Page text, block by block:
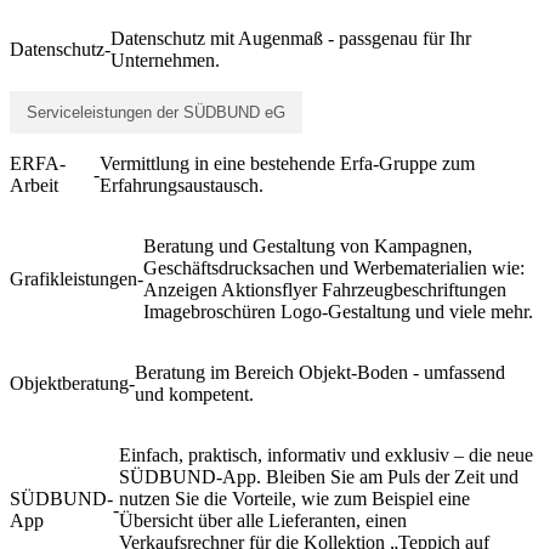
Datenschutz-
Datenschutz mit Augenmaß - passgenau für Ihr
Unternehmen.
Serviceleistungen der SÜDBUND eG
ERFA-
Arbeit
-
Vermittlung in eine bestehende Erfa-Gruppe zum
Erfahrungsaustausch.
Grafikleistungen-
Beratung und Gestaltung von Kampagnen,
Geschäftsdrucksachen und Werbematerialien wie:
Anzeigen Aktionsflyer Fahrzeugbeschriftungen
Imagebroschüren Logo-Gestaltung und viele mehr.
Objektberatung-
Beratung im Bereich Objekt-Boden - umfassend
und kompetent.
SÜDBUND-
App
-
Einfach, praktisch, informativ und exklusiv – die neue
SÜDBUND-App. Bleiben Sie am Puls der Zeit und
nutzen Sie die Vorteile, wie zum Beispiel eine
Übersicht über alle Lieferanten, einen
Verkaufsrechner für die Kollektion „Teppich auf